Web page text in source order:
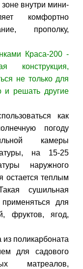
внутри мини-
комфортно
прополку,
Краса-200 -
конструкция,
не только для
и решать другие
как
погоду
камеры
на 15-25
наружного
остается теплым
сушильная
для
фруктов, ягод,
поликарбоната
для садового
матреалов,